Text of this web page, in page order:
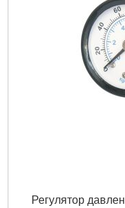
Габариты упаковки:
50 г
Регулятор